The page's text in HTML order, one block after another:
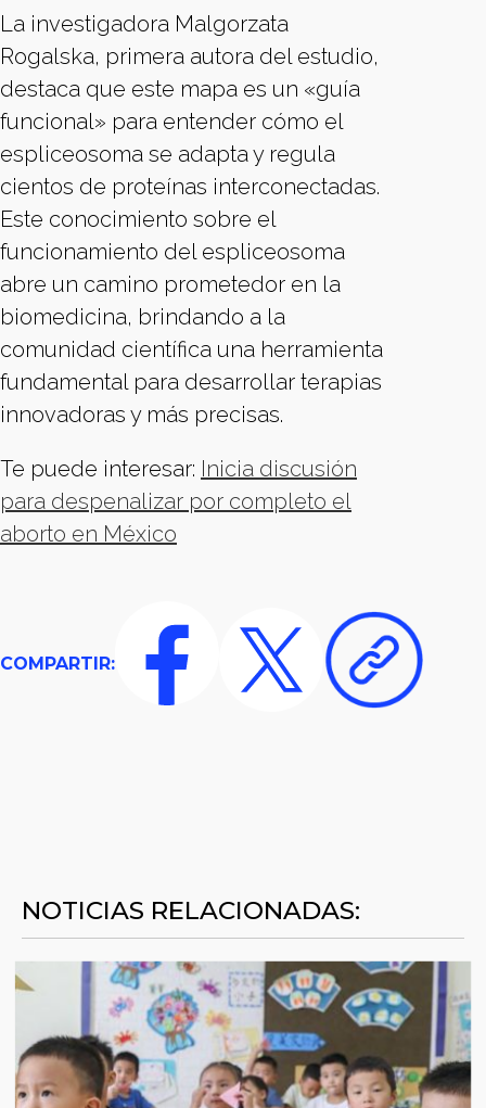
La investigadora Malgorzata
Rogalska, primera autora del estudio,
destaca que este mapa es un «guía
funcional» para entender cómo el
espliceosoma se adapta y regula
cientos de proteínas interconectadas.
Este conocimiento sobre el
funcionamiento del espliceosoma
abre un camino prometedor en la
biomedicina, brindando a la
comunidad científica una herramienta
fundamental para desarrollar terapias
innovadoras y más precisas.
Te puede interesar: Inicia discusión
para despenalizar por completo el
aborto en México
COMPARTIR:
NOTICIAS RELACIONADAS: